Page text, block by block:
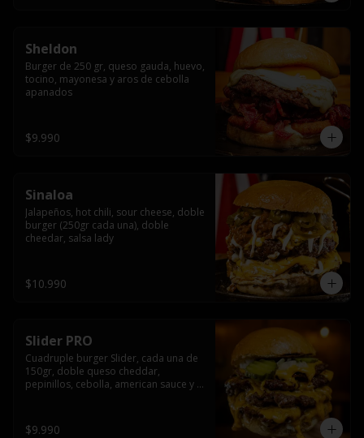
Sheldon
Burger de 250 gr, queso gauda, huevo,
tocino, mayonesa y aros de cebolla
apanados
$9.990
Sinaloa
Jalapeños, hot chili, sour cheese, doble
burger (250gr cada una), doble
cheedar, salsa lady
$10.990
Slider PRO
Cuadruple burger Slider, cada una de
150gr, doble queso cheddar,
pepinillos, cebolla, american sauce y
$9.990